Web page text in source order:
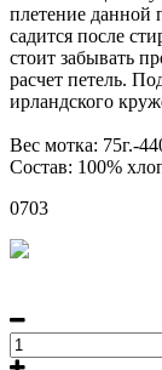
плетение данной
садится после
стоит забывать
расчет петель.
ирландского
Вес мотка: 75г.-
Состав: 100%
0703